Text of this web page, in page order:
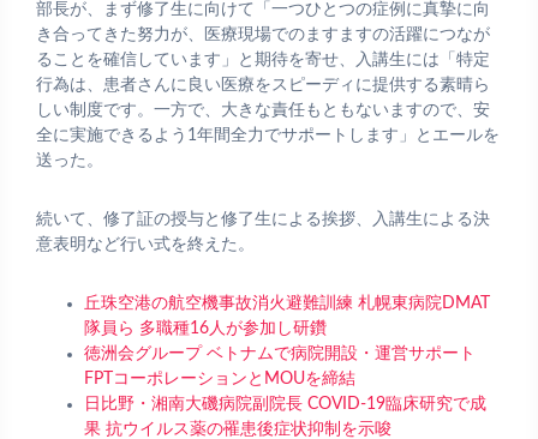
部長が、まず修了生に向けて「一つひとつの症例に真摯に向
き合ってきた努力が、医療現場でのますますの活躍につなが
ることを確信しています」と期待を寄せ、入講生には「特定
行為は、患者さんに良い医療をスピーディに提供する素晴ら
しい制度です。一方で、大きな責任もともないますので、安
全に実施できるよう1年間全力でサポートします」とエールを
送った。
続いて、修了証の授与と修了生による挨拶、入講生による決
意表明など行い式を終えた。
丘珠空港の航空機事故消火避難訓練 札幌東病院DMAT
隊員ら 多職種16人が参加し研鑽
徳洲会グループ ベトナムで病院開設・運営サポート
FPTコーポレーションとMOUを締結
日比野・湘南大磯病院副院長 COVID-19臨床研究で成
果 抗ウイルス薬の罹患後症状抑制を示唆